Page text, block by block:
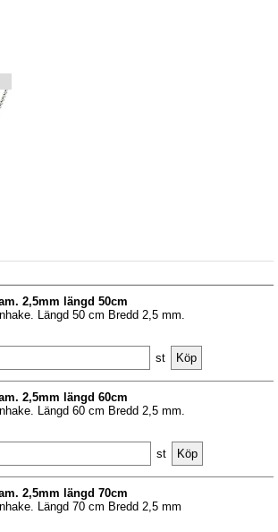
2,5mm längd 50cm
Längd 50 cm Bredd 2,5 mm.
st
2,5mm längd 60cm
Längd 60 cm Bredd 2,5 mm.
st
2,5mm längd 70cm
Längd 70 cm Bredd 2,5 mm